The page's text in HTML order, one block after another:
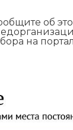
об
на